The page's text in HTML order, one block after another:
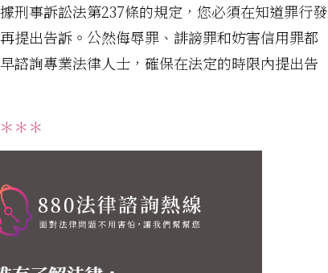
刑事訴訟法第237條的規定，您必須在知道罪行發
提出告訴。公然侮辱罪、誹謗罪和妨害信用罪都
諮詢專業法律人士，確保在法定的時限內提出告
＊＊